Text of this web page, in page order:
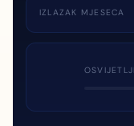
IZLAZAK MJESECA